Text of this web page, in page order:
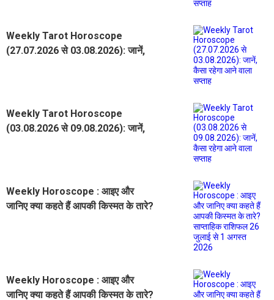
Weekly Tarot Horoscope
(27.07.2026 से 03.08.2026): जानें,
Weekly Tarot Horoscope
(03.08.2026 से 09.08.2026): जानें,
Weekly Horoscope : आइए और
जानिए क्या कहते हैं आपकी किस्मत के तारे?
Weekly Horoscope : आइए और
जानिए क्या कहते हैं आपकी किस्मत के तारे?